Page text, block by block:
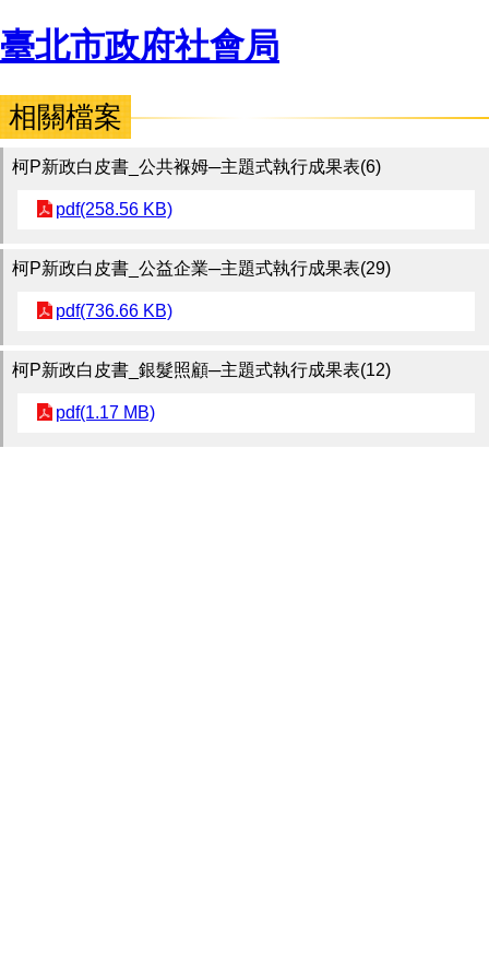
臺北市政府社會局
相關檔案
柯P新政白皮書_公共褓姆─主題式執行成果表(6)
pdf(258.56 KB)
柯P新政白皮書_公益企業─主題式執行成果表(29)
pdf(736.66 KB)
柯P新政白皮書_銀髮照顧─主題式執行成果表(12)
pdf(1.17 MB)